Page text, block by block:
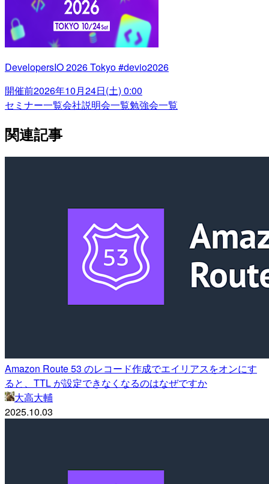
DevelopersIO 2026 Tokyo #devio2026
開催前2026年10月24日(土) 0:00
セミナー一覧会社説明会一覧勉強会一覧
関連記事
Amazon Route 53 のレコード作成でエイリアスをオンにす
ると、TTL が設定できなくなるのはなぜですか
大高大輔
2025.10.03